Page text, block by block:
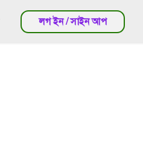
লগ ইন / সাইন আপ